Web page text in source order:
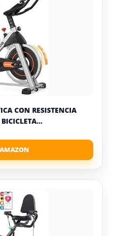
CON RESISTENCIA